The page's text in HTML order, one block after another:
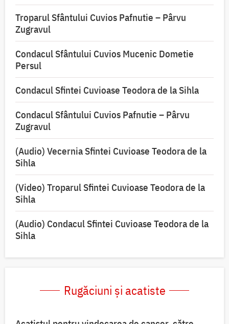
Troparul Sfântului Cuvios Pafnutie – Pârvu
Zugravul
Condacul Sfântului Cuvios Mucenic Dometie
Persul
Condacul Sfintei Cuvioase Teodora de la Sihla
Condacul Sfântului Cuvios Pafnutie – Pârvu
Zugravul
(Audio) Vecernia Sfintei Cuvioase Teodora de la
Sihla
(Video) Troparul Sfintei Cuvioase Teodora de la
Sihla
(Audio) Condacul Sfintei Cuvioase Teodora de la
Sihla
Rugăciuni și acatiste